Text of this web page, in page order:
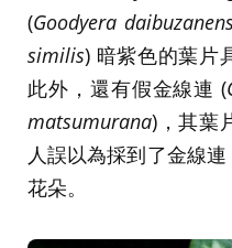
(Goodyera
similis) 暗紫色的葉片
此外，還有假金線連 (
matsumurana)，其葉
人誤以為採到了金線
花朵。